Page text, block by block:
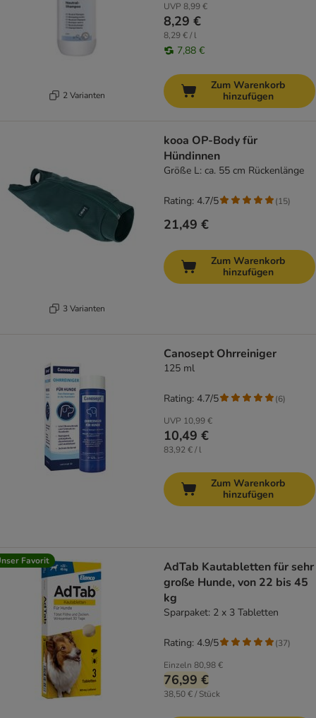
2 Varianten
UVP 8,99 €
8,29 €
8,29 € / l
7,88 €
Zum Warenkorb
hinzufügen
3 Varianten
kooa OP-Body für
Hündinnen
Größe L: ca. 55 cm Rückenlänge
21,49 €
Rating: 4.7/5 (15)
Zum Warenkorb
hinzufügen
Canosept Ohrreiniger
125 ml
UVP 10,99 €
10,49 €
83,92 € / l
Rating: 4.7/5 (6)
Zum Warenkorb
hinzufügen
Favorit
AdTab Kautabletten für sehr
große Hunde, von 22 bis 45
kg
Sparpaket: 2 x 3 Tabletten
Einzeln 80,98 €
76,99 €
38,50 € / Stück
Rating: 4.9/5 (37)